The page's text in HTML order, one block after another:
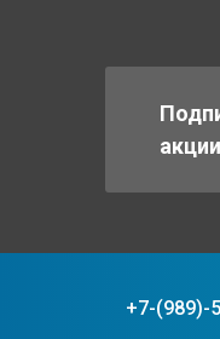
+7-(989)-